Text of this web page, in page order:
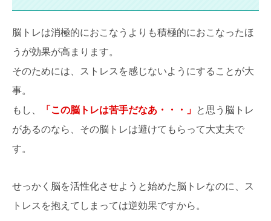
脳トレは消極的におこなうよりも積極的におこなったほ
うが効果が高まります。
そのためには、ストレスを感じないようにすることが大
事。
もし、
「この脳トレは苦手だなあ・・・」 と思う脳トレ
があるのなら、その脳トレは避けてもらって大丈夫で
す。
せっかく脳を活性化させようと始めた脳トレなのに、ス
トレスを抱えてしまっては逆効果ですから。